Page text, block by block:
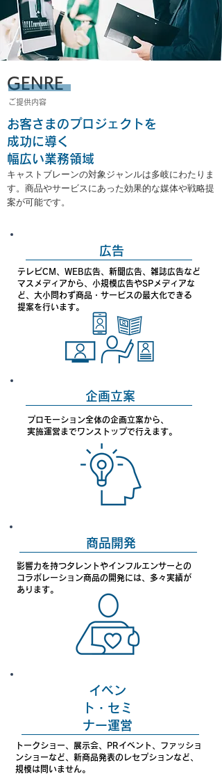
GENRE
​ご提供内容
お客さまのプロジェクトを
成功に導く
幅広い業務領域
キャストブレーンの対象ジャンルは多岐にわたりま
す。商品やサービスにあった効果的な媒体や戦略提
案が可能です。
広告
テレビCM、WEB広告、新聞広告、雑誌広告など
マスメディアから、小規模広告やSPメディアな
ど、 大小問わず商品・サービスの最大化できる
​提案を行います。
企画立案
プロモーション全体の企画立案から、
​実施運営までワンストップで行えます。
商品開発
影響力を持つタレントやインフルエンサーとの
コラボレーション商品の開発には、多々実績が
​あります。
​イベン
ト・セミ
ナー運営
トークショー、展示会、PRイベント、 ​ファッショ
ンショーなど、新商品発表のレセプションなど、
規模は問いません。